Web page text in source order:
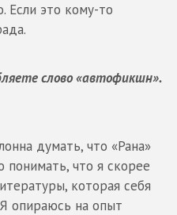
Если это кому-то
слово «автофикшн».
думать, что «Рана»
что я скорее
которая себя
опираюсь на опыт